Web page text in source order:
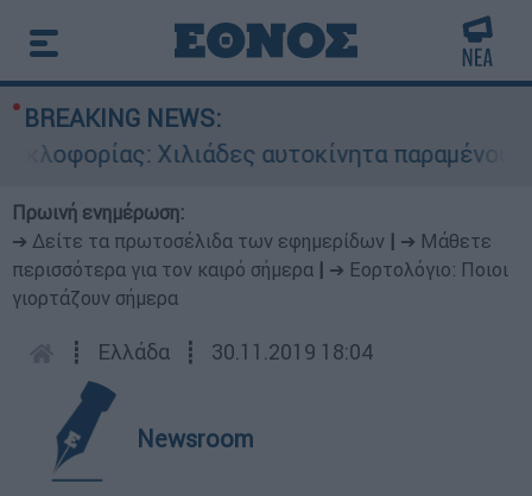
BREAKING NEWS:
Χιλιάδες αυτοκίνητα παραμένουν
Πρωινή ενημέρωση:
➔ Δείτε τα πρωτοσέλιδα των εφημερίδων
➔ Μάθετε
περισσότερα για τον καιρό σήμερα
➔ Εορτολόγιο: Ποιοι
γιορτάζουν σήμερα
┋ Ελλάδα ┋ 30.11.2019 18:04
Newsroom